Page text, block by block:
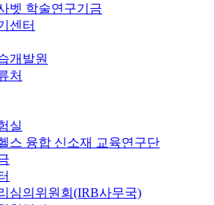
벳 학술연구기금
센터
개발원
처
실
스 융합 신소재 교육연구단
심의위원회(IRB사무국)